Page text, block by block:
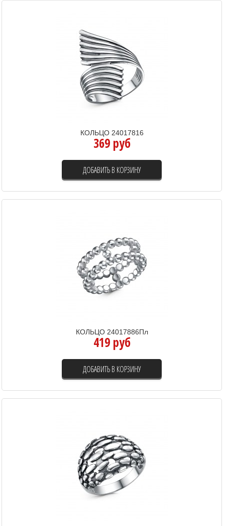
КОЛЬЦО 24017816
369 руб
ДОБАВИТЬ В КОРЗИНУ
КОЛЬЦО 24017886Пл
419 руб
ДОБАВИТЬ В КОРЗИНУ